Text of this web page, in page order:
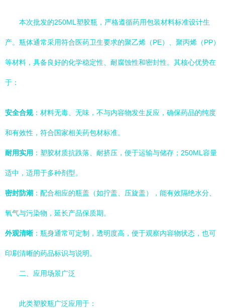
本次批发的250ML塑胶瓶，严格遵循药用包装材料标准设计生
产。瓶体通常采用符合医药卫生要求的聚乙烯（PE）、聚丙烯（PP）
等材料，具备良好的化学稳定性、耐腐蚀性和密封性。其核心优势在
于：
安全合规：材料无毒、无味，不与内容物发生反应，确保药品的纯度
和有效性，符合国家相关药包材标准。
耐用实用 ：塑胶材质抗跌落、耐挤压，便于运输与储存；250ML容量
适中，适用于多种剂型。
密封防潮 ：配合相应的瓶盖（如拧盖、压旋盖），能有效隔绝水分、
氧气与污染物，延长产品保质期。
外观清晰：瓶身通常可定制，透明度高，便于观察内容物状态，也可
印刷清晰的药品标识与说明。
二、应用场景广泛
此类塑胶瓶广泛应用于：